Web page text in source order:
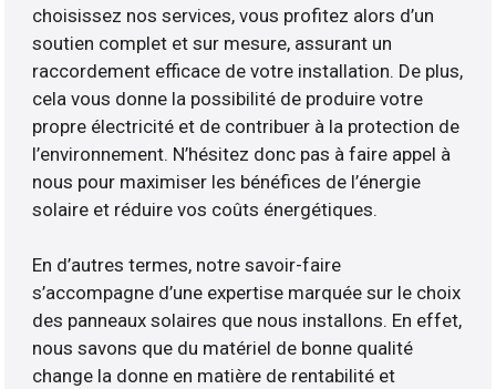
choisissez nos services, vous profitez alors d’un
soutien complet et sur mesure, assurant un
raccordement efficace de votre installation. De plus,
cela vous donne la possibilité de produire votre
propre électricité et de contribuer à la protection de
l’environnement. N’hésitez donc pas à faire appel à
nous pour maximiser les bénéfices de l’énergie
solaire et réduire vos coûts énergétiques.
En d’autres termes, notre savoir-faire
s’accompagne d’une expertise marquée sur le choix
des panneaux solaires que nous installons. En effet,
nous savons que du matériel de bonne qualité
change la donne en matière de rentabilité et